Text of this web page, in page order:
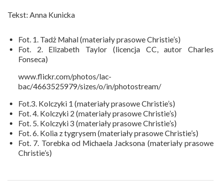
Tekst: Anna Kunicka
Fot. 1. Tadż Mahal (materiały prasowe Christie’s)
Fot. 2. Elizabeth Taylor (licencja CC, autor Charles
Fonseca)
www.flickr.com/photos/lac-
bac/4663525979/sizes/o/in/photostream/
Fot.3. Kolczyki 1 (materiały prasowe Christie’s)
Fot. 4. Kolczyki 2 (materiały prasowe Christie’s)
Fot. 5. Kolczyki 3 (materiały prasowe Christie’s)
Fot. 6. Kolia z tygrysem (materiały prasowe Christie’s)
Fot. 7. Torebka od Michaela Jacksona (materiały prasowe
Christie’s)